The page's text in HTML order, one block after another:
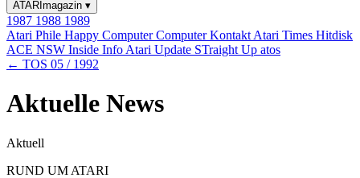
ATARImagazin ▾
1987 1988 1989
Atari Phile Happy ComputerComputer Kontakt Atari Times Hitdisk
ACE NSW Inside Info Atari Update STraight Up atos
← TOS 05 / 1992
Aktuelle News
Aktuell
RUND UM ATARI